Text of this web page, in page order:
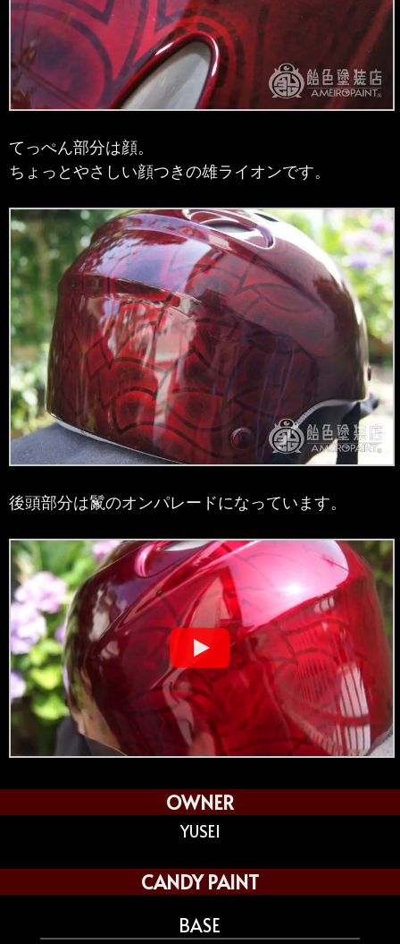
てっぺん部分は顔。
ちょっとやさしい顔つきの雄ライオンです。
後頭部分は鬣のオンパレードになっています。
OWNER
YUSEI
CANDY PAINT
BASE